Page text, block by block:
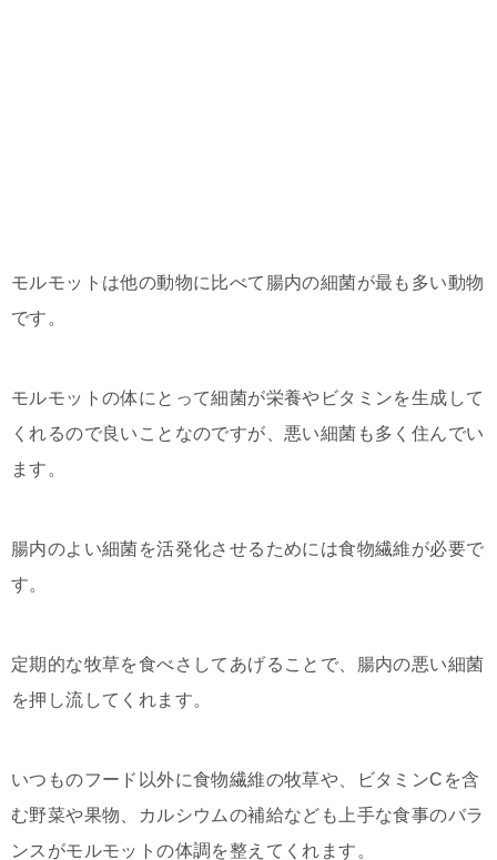
モルモットは他の動物に比べて腸内の細菌が最も多い動物
です。
モルモットの体にとって細菌が栄養やビタミンを生成して
くれるので良いことなのですが、悪い細菌も多く住んでい
ます。
腸内のよい細菌を活発化させるためには食物繊維が必要で
す。
定期的な牧草を食べさしてあげることで、腸内の悪い細菌
を押し流してくれます。
いつものフード以外に食物繊維の牧草や、ビタミンCを含
む野菜や果物、カルシウムの補給なども上手な食事のバラ
ンスがモルモットの体調を整えてくれます。